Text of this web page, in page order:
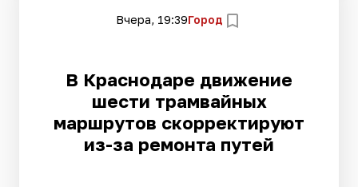
Вчера, 19:39Город
В Краснодаре движение
шести трамвайных
маршрутов скорректируют
из-за ремонта путей